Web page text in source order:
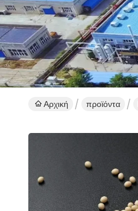
Αρχική προϊόντα